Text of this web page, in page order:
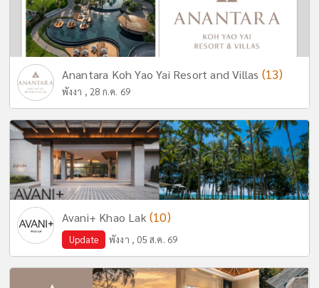
Anantara Koh Yao Yai Resort and Villas (13)
พังงา , 28 ก.ค. 69
Avani+ Khao Lak (10)
Update พังงา , 05 ส.ค. 69